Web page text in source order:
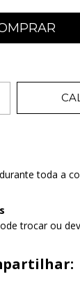
toda a
trocar ou